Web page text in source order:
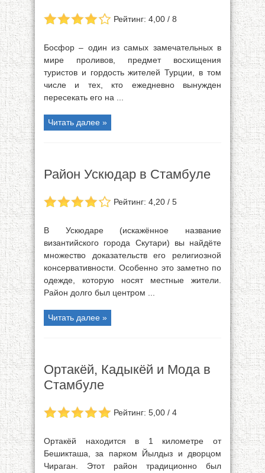
Рейтинг: 4,00 / 8
Босфор – один из самых замечательных в
мире проливов, предмет восхищения
туристов и гордость жителей Турции, в том
числе и тех, кто ежедневно вынужден
пересекать его на ...
Читать далее »
Район Ускюдар в Стамбуле
Рейтинг: 4,20 / 5
В Ускюдаре (искажённое название
византийского города Скутари) вы найдёте
множество доказательств его религиозной
консервативности. Особенно это заметно по
одежде, которую носят местные жители.
Район долго был центром ...
Читать далее »
Ортакёй, Кадыкёй и Мода в
Стамбуле
Рейтинг: 5,00 / 4
Ортакёй находится в 1 километре от
Бешикташа, за парком Йылдыз и дворцом
Чираган. Этот район традиционно был